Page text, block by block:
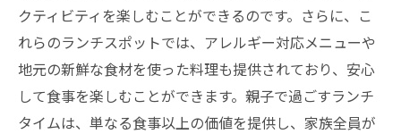
クティビティを楽しむことができるのです。さらに、こ
れらのランチスポットでは、アレルギー対応メニューや
地元の新鮮な食材を使った料理も提供されており、安心
して食事を楽しむことができます。親子で過ごすランチ
タイムは、単なる食事以上の価値を提供し、家族全員が